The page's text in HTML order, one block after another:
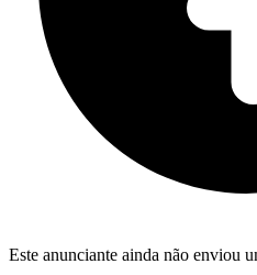
Este anunciante ainda não enviou